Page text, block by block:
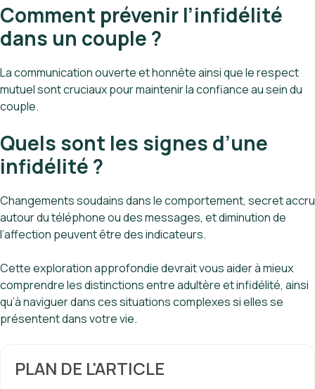
Comment prévenir l’infidélité
dans un couple ?
La communication ouverte et honnête ainsi que le respect
mutuel sont cruciaux pour maintenir la confiance au sein du
couple.
Quels sont les signes d’une
infidélité ?
Changements soudains dans le comportement, secret accru
autour du téléphone ou des messages, et diminution de
l’affection peuvent être des indicateurs.
Cette exploration approfondie devrait vous aider à mieux
comprendre les distinctions entre adultère et infidélité, ainsi
qu’à naviguer dans ces situations complexes si elles se
présentent dans votre vie.
PLAN DE L'ARTICLE